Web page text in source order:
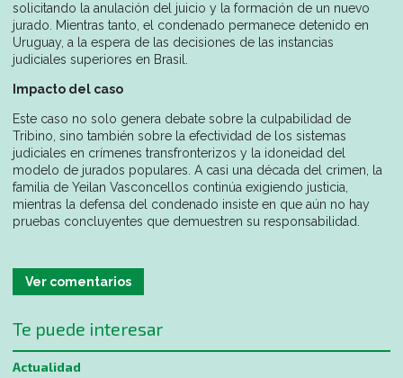
solicitando la anulación del juicio y la formación de un nuevo
jurado. Mientras tanto, el condenado permanece detenido en
Uruguay, a la espera de las decisiones de las instancias
judiciales superiores en Brasil.
Impacto del caso
Este caso no solo genera debate sobre la culpabilidad de
Tribino, sino también sobre la efectividad de los sistemas
judiciales en crímenes transfronterizos y la idoneidad del
modelo de jurados populares. A casi una década del crimen, la
familia de Yeilan Vasconcellos continúa exigiendo justicia,
mientras la defensa del condenado insiste en que aún no hay
pruebas concluyentes que demuestren su responsabilidad.
Ver comentarios
Te puede interesar
Actualidad